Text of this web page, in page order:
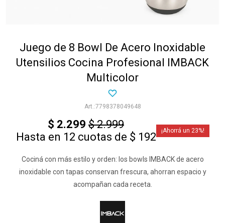
Juego de 8 Bowl De Acero Inoxidable
Utensilios Cocina Profesional IMBACK
Multicolor
7798378049648
$ 2.299 $ 2.999
Hasta en 12 cuotas de $ 192
23
Cociná con más estilo y orden: los bowls IMBACK de acero
inoxidable con tapas conservan frescura, ahorran espacio y
acompañan cada receta.